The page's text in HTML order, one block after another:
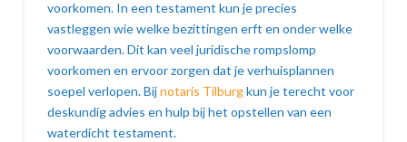
voorkomen. In een testament kun je precies
vastleggen wie welke bezittingen erft en onder welke
voorwaarden. Dit kan veel juridische rompslomp
voorkomen en ervoor zorgen dat je verhuisplannen
soepel verlopen. Bijnotaris Tilburgkun je terecht voor
deskundig advies en hulp bij het opstellen van een
waterdicht testament.